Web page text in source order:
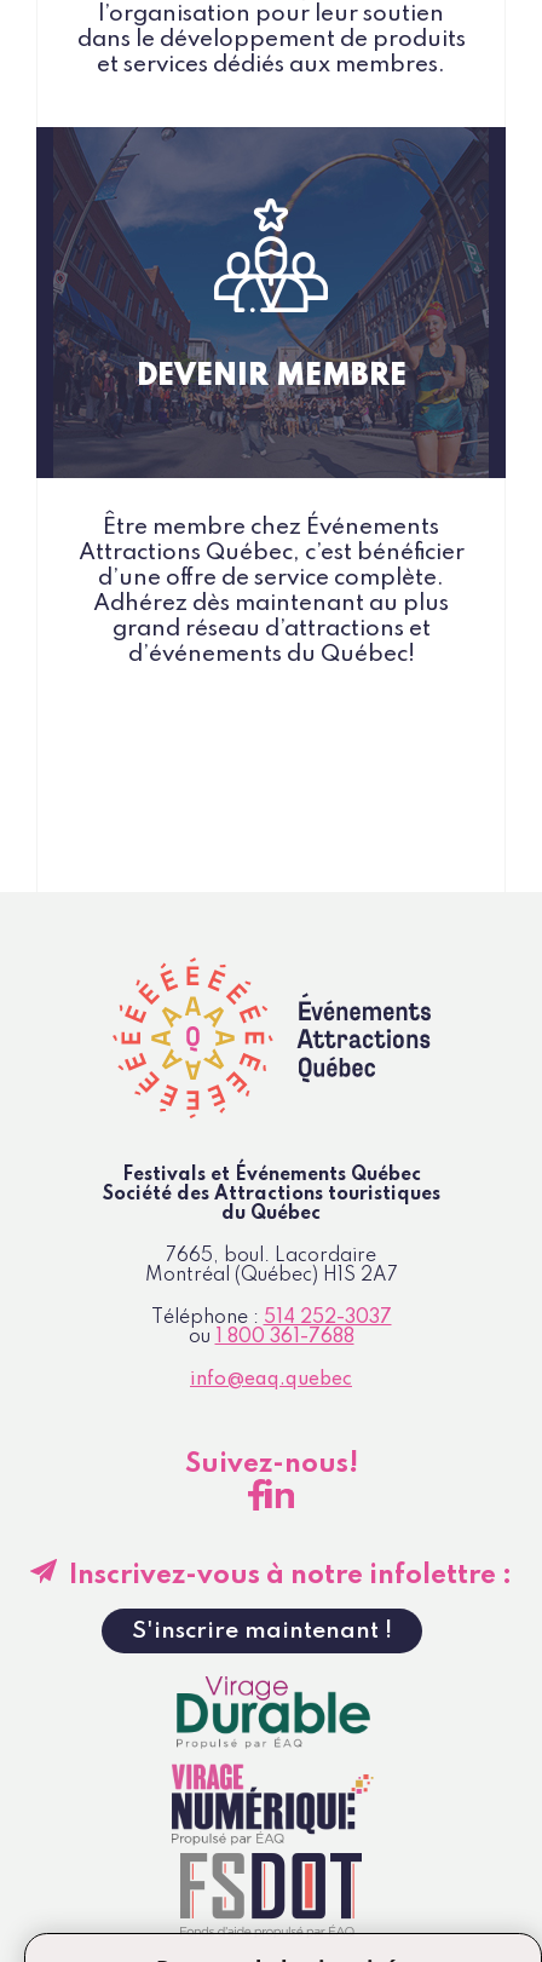
l’organisation pour leur soutien
dans le développement de produits
et services dédiés aux membres.
DEVENIR MEMBRE
Être membre chez Événements
Attractions Québec, c’est bénéficier
d’une offre de service complète.
Adhérez dès maintenant au plus
grand réseau d’attractions et
d’événements du Québec!
Festivals et Événements Québec
Société des Attractionstouristiques
du Québec
7665, boul. Lacordaire
Montréal (Québec) H1S 2A7
Téléphone : 514 252-3037
ou 1 800 361-7688
info@eaq.quebec
Suivez-nous!
Inscrivez-vous à notre infolettre :
S'inscrire maintenant !